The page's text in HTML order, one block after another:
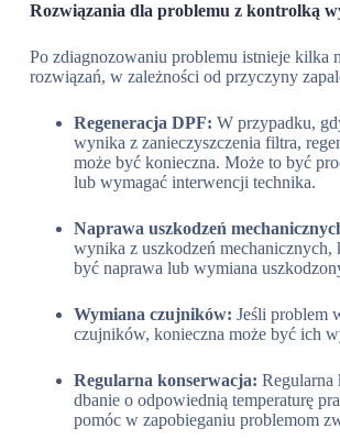
Rozwiązania dla problemu z kontrolką
Po zdiagnozowaniu problemu istnieje kilka
rozwiązań, w zależności od przyczyny
Regeneracja DPF: W przypadku,
wynika z zanieczyszczenia filtra,
może być konieczna. Może to być
lub wymagać interwencji technika.
Naprawa uszkodzeń
wynika z uszkodzeń mechanicznych,
być naprawa lub wymiana
Wymiana czujników: Jeśli problem
czujników, konieczna może być ich
Regularna konserwacja: Regularna
dbanie o odpowiednią temperaturę
pomóc w zapobieganiu problemom